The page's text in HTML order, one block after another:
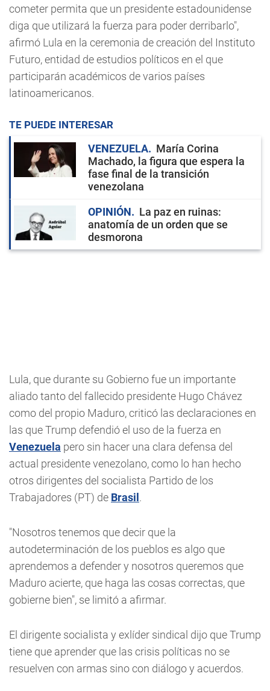
cometer permita que un presidente estadounidense
diga que utilizará la fuerza para poder derribarlo",
afirmó Lula en la ceremonia de creación del Instituto
Futuro, entidad de estudios políticos en el que
participarán académicos de varios países
latinoamericanos.
TE PUEDE INTERESAR
VENEZUELA
María Corina
Machado, la figura que espera la
fase final de la transición
venezolana
OPINIÓN
La paz en ruinas:
anatomía de un orden que se
desmorona
Lula, que durante su Gobierno fue un importante
aliado tanto del fallecido presidente Hugo Chávez
como del propio Maduro, criticó las declaraciones en
las que Trump defendió el uso de la fuerza en
Venezuela pero sin hacer una clara defensa del
actual presidente venezolano, como lo han hecho
otros dirigentes del socialista Partido de los
Trabajadores (PT) de Brasil .
"Nosotros tenemos que decir que la
autodeterminación de los pueblos es algo que
aprendemos a defender y nosotros queremos que
Maduro acierte, que haga las cosas correctas, que
gobierne bien", se limitó a afirmar.
El dirigente socialista y exlíder sindical dijo que Trump
tiene que aprender que las crisis políticas no se
resuelven con armas sino con diálogo y acuerdos.